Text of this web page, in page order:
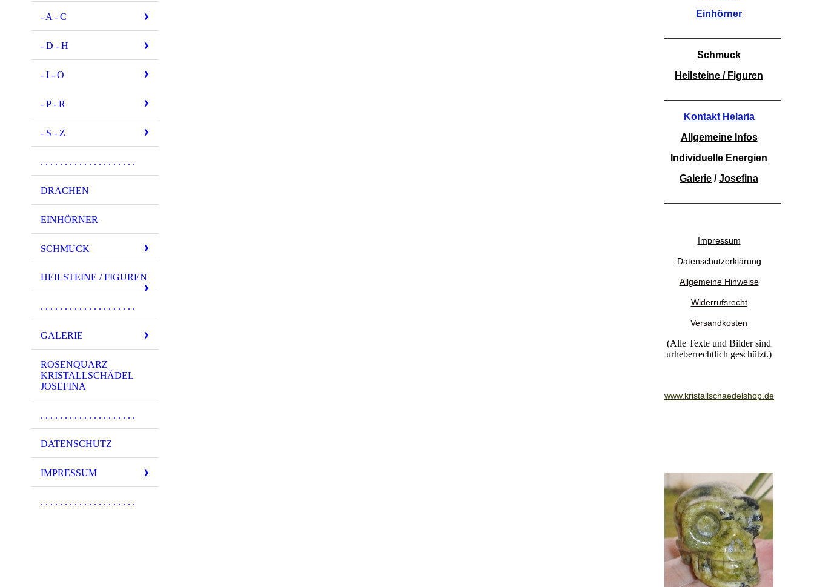
- A - C
- D - H
- I - O
- P - R
- S - Z
. . . . . . . . . . . . . . . . . . . .
DRACHEN
EINHÖRNER
SCHMUCK
HEILSTEINE / FIGUREN
. . . . . . . . . . . . . . . . . . . .
GALERIE
ROSENQUARZ
KRISTALLSCHÄDEL
JOSEFINA
. . . . . . . . . . . . . . . . . . . .
DATENSCHUTZ
IMPRESSUM
. . . . . . . . . . . . . . . . . . . .
Einhörner
Schmuck
Heilsteine / Figuren
Kontakt Helaria
Allgemeine Infos
Individuelle Energien
Galerie /Josefina
Impressum
Datenschutzerklärung
Allgemeine Hinweise
Widerrufsrecht
Versandkosten
(Alle Texte und Bilder sind
urheberrechtlich geschützt.)
www.kristallschaedelshop.de